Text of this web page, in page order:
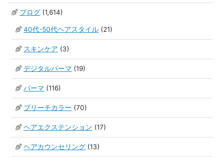
ブログ (1,614)
40代-50代ヘアスタイル (21)
スキンケア (3)
デジタルパーマ (19)
パーマ (116)
ブリーチカラー (70)
ヘアエクステンション (17)
ヘアカウンセリング (13)